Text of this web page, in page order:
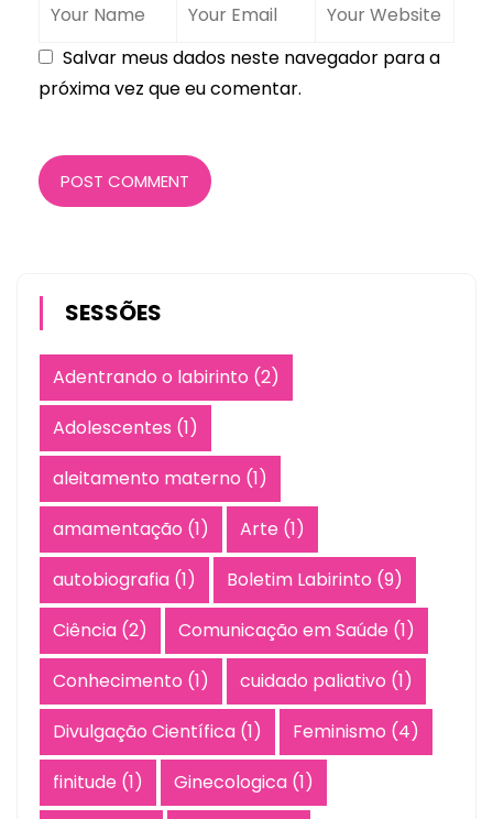
Salvar meus dados neste navegador para a
próxima vez que eu comentar.
POST COMMENT
SESSÕES
Adentrando o labirinto (2)
Adolescentes (1)
aleitamento materno (1)
amamentação (1) Arte (1)
autobiografia (1) Boletim Labirinto (9)
Ciência (2) Comunicação em Saúde (1)
Conhecimento (1) cuidado paliativo (1)
Divulgação Científica (1) Feminismo (4)
finitude (1) Ginecologica (1)